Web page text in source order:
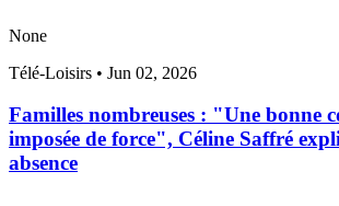
None
Télé-Loisirs • Jun 02, 2026
Familles nombreuses : "Une bonne
imposée de force", Céline Saffré
absence